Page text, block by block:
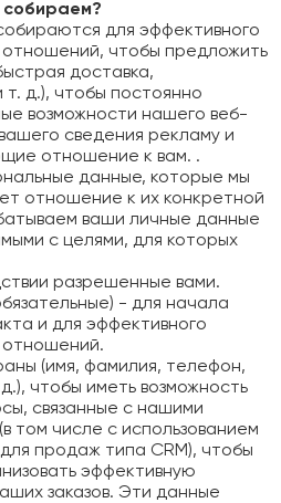
собираем?
для эффективного
отношений, чтобы предложить
доставка,
д.), чтобы постоянно
возможности нашего веб-
сведения рекламу и
отношение к вам. .
данные, которые мы
отношение к их конкретной
ваши личные данные
с целями, для которых
разрешенные вами.
- для начала
и для эффективного
отношений.
(имя, фамилия, телефон,
чтобы иметь возможность
связанные с нашими
том числе с использованием
продаж типа CRM), чтобы
эффективную
заказов. Эти данные